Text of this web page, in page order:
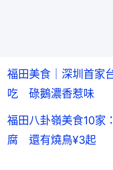
福田美食｜深圳首
吃 碌鵝濃香惹味
福田八卦嶺美食10家
腐 還有燒鳥¥3起